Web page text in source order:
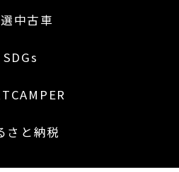
中古車
SDGs
さと納税